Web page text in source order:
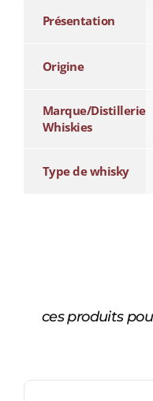
Présentation
Origine
Marque/Distillerie
Whiskies
Type de whisky
ces produits